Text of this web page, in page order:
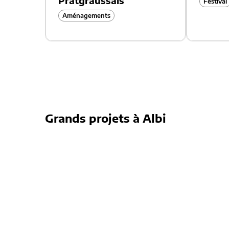
Aménagements
Grands projets à Albi